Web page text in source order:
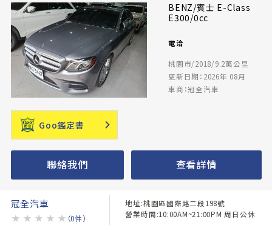
BENZ/賓士 E-Class
E300/0cc
電洽
桃園市/2018/9.2萬公里
更新日期：2026年 08月
車商：冠全汽車
Goo鑑定書
聯絡我們 查看詳情
冠全汽車
★ ★ ★ ★ ★ （0件）
地址:桃園區國際路二段198號
營業時間:10:00AM~21:00PM 周日公休